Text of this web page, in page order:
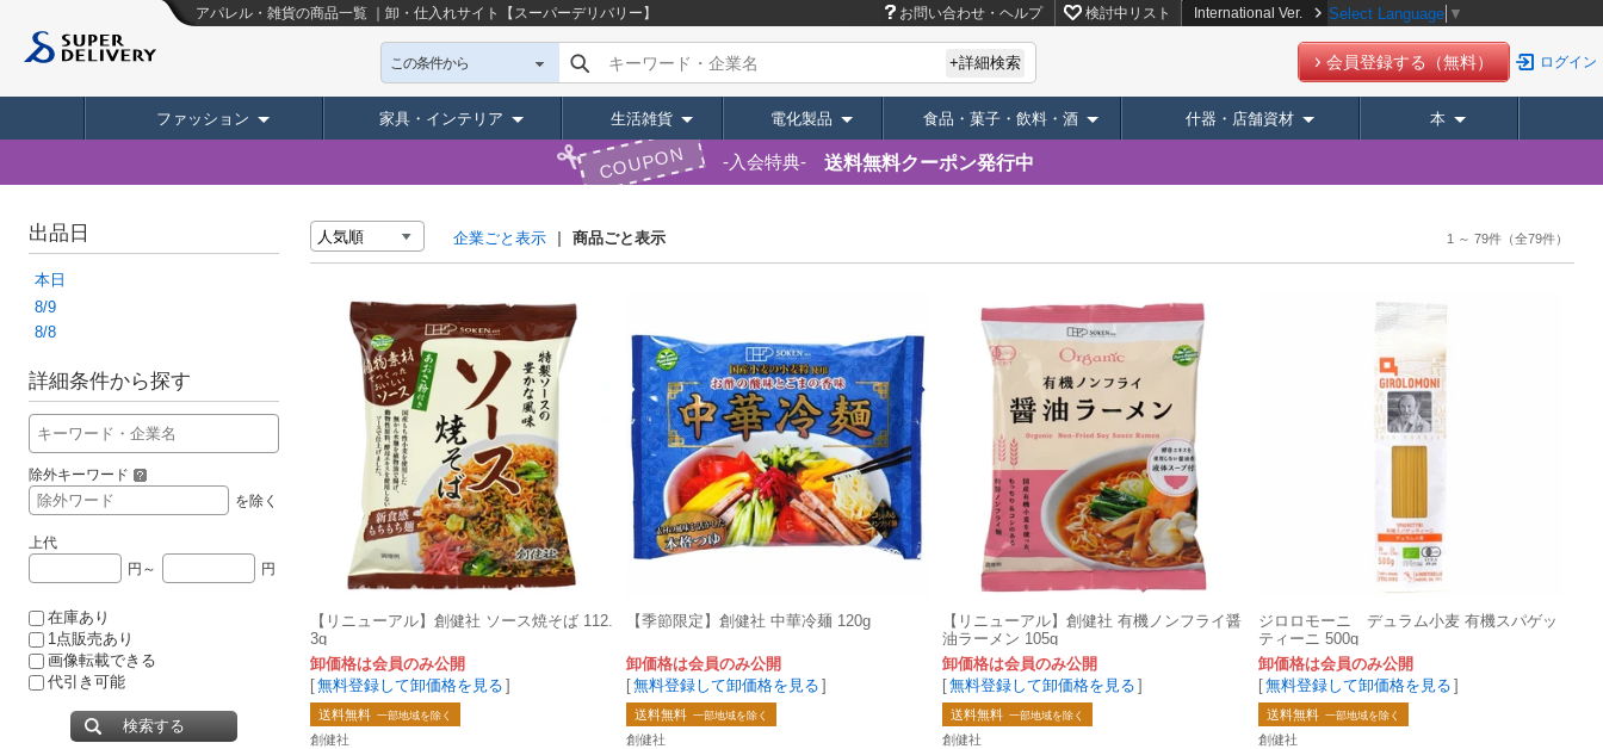
アパレル・雑貨の商品一覧 ｜卸・仕入れサイト【スーパーデリバリー】 お問い合わせ・ヘルプ 検討中リスト International Ver. Select Language ▼
この条件から キーワード・企業名 +詳細検索 会員登録する（無料） ログイン
ファッション 家具・インテリア 生活雑貨 電化製品 食品・菓子・飲料・酒 什器・店舗資材 本
COUPON 入会特典 送料無料クーポン発行中
出品日
本日
8/9
8/8
詳細条件から探す
除外キーワード
を除く
上代
円～
円
在庫あり
1点販売あり
画像転載できる
代引き可能
検索する
企業ごと表示 商品ごと表示 1 ～ 79件 （全79件）
【リニューアル】創健社 ソース焼そば 112.
3g
卸価格は会員のみ公開
[無料登録して卸価格を見る ]
送料無料 一部地域を除く
創健社
【季節限定】創健社 中華冷麺 120g
卸価格は会員のみ公開
[無料登録して卸価格を見る ]
送料無料 一部地域を除く
創健社
【リニューアル】創健社 有機ノンフライ醤
油ラーメン 105g
卸価格は会員のみ公開
[無料登録して卸価格を見る ]
送料無料 一部地域を除く
創健社
ジロロモーニ デュラム小麦 有機スパゲッ
ティーニ 500g
卸価格は会員のみ公開
[無料登録して卸価格を見る ]
送料無料 一部地域を除く
創健社